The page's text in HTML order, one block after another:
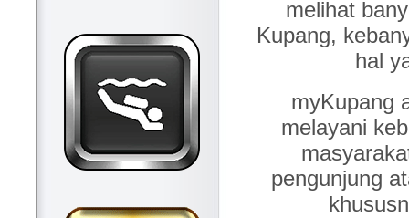
melihat
Kupang,
hal
myKupang
melayani
pengunjung